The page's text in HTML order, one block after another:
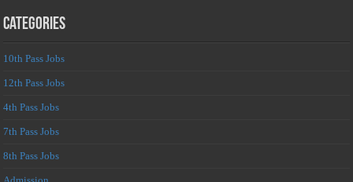
Categories
10th Pass Jobs
12th Pass Jobs
4th Pass Jobs
7th Pass Jobs
8th Pass Jobs